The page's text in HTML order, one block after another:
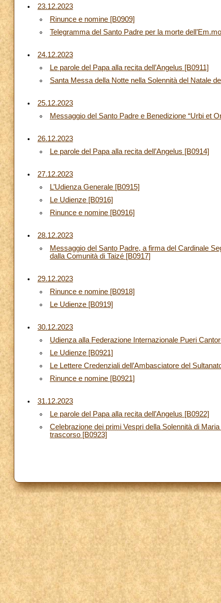
23.12.2023
Rinunce e nomine [B0909]
Telegramma del Santo Padre per la morte
24.12.2023
Le parole del Papa alla recita dell’Angelus [B0911]
Santa Messa della Notte nella Solennità del Natale
25.12.2023
Messaggio del Santo Padre e Benedizione “Urbi et
26.12.2023
Le parole del Papa alla recita dell’Angelus [B0914]
27.12.2023
L’Udienza Generale [B0915]
Le Udienze [B0916]
Rinunce e nomine [B0916]
28.12.2023
Messaggio del Santo Padre, a firma del Cardinale
dalla Comunità di Taizé [B0917]
29.12.2023
Rinunce e nomine [B0918]
Le Udienze [B0919]
30.12.2023
Udienza alla Federazione Internazionale Pueri
Le Udienze [B0921]
Le Lettere Credenziali dell’Ambasciatore del
Rinunce e nomine [B0921]
31.12.2023
Le parole del Papa alla recita dell’Angelus [B0922]
Celebrazione dei primi Vespri della Solennità di
trascorso [B0923]